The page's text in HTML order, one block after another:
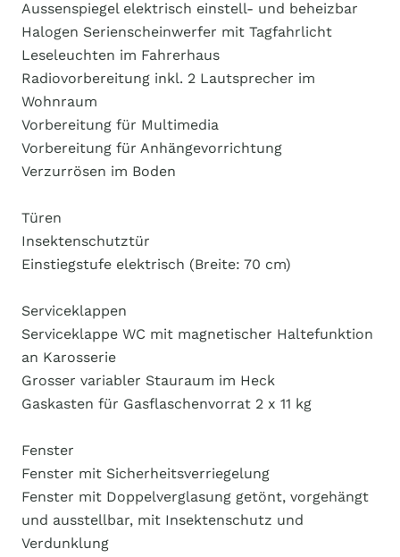
Aussenspiegel elektrisch einstell- und beheizbar
Halogen Serienscheinwerfer mit Tagfahrlicht
Leseleuchten im Fahrerhaus
Radiovorbereitung inkl. 2 Lautsprecher im
Wohnraum
Vorbereitung für Multimedia
Vorbereitung für Anhängevorrichtung
Verzurrösen im Boden
Türen
Insektenschutztür
Einstiegstufe elektrisch (Breite: 70 cm)
Serviceklappen
Serviceklappe WC mit magnetischer Haltefunktion
an Karosserie
Grosser variabler Stauraum im Heck
Gaskasten für Gasflaschenvorrat 2 x 11 kg
Fenster
Fenster mit Sicherheitsverriegelung
Fenster mit Doppelverglasung getönt, vorgehängt
und ausstellbar, mit Insektenschutz und
Verdunklung